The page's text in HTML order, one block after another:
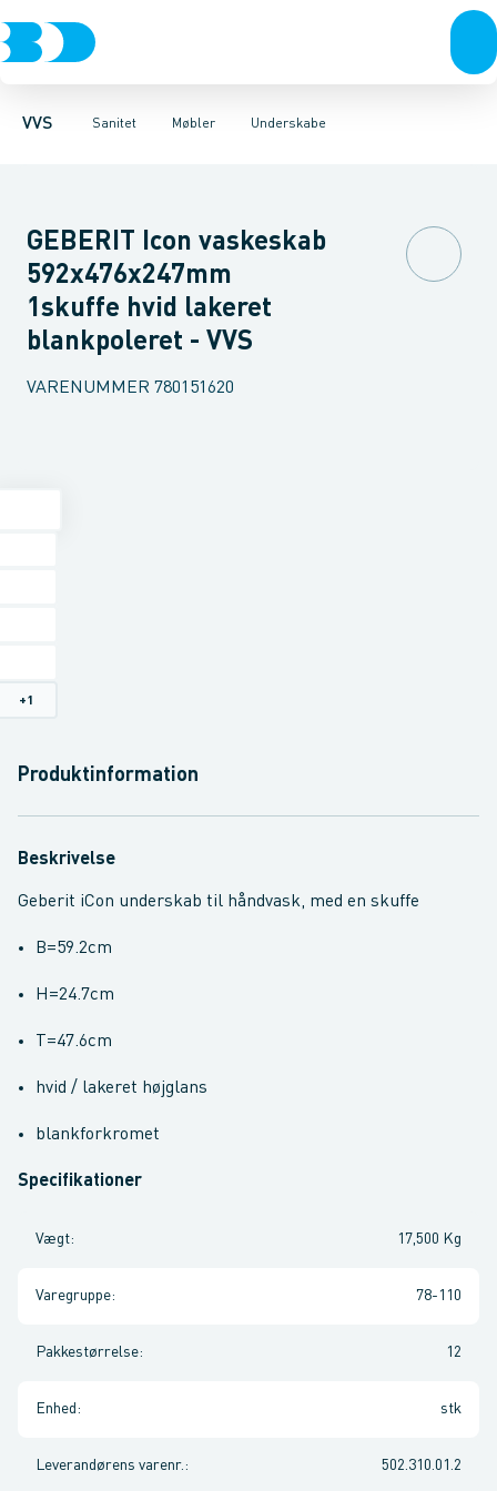
VVS Sanitet
Rør & fittingsPressfittings & rørKuglehaner & ventiler
Møbler
Toiletter, sæder og cisterner VaskeArmaturer
Underskabe
Møbelsæt & pakkerUnderskabeHøjskabe
GEBERIT Icon vaskeskab
592x476x247mm
1skuffe hvid lakeret
blankpoleret - VVS
VARENUMMER 780151620
+1
Produktinformation
Beskrivelse
Geberit iCon underskab til håndvask, med en skuffe
B=59.2cm
H=24.7cm
T=47.6cm
hvid / lakeret højglans
blankforkromet
Specifikationer
Vægt: 17,500 Kg
Varegruppe: 78-110
Pakkestørrelse: 12
Enhed : stk
Leverandørens varenr. : 502.310.01.2